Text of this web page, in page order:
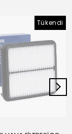
Tükendi